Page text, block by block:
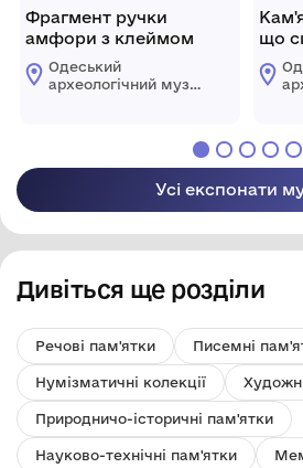
Фрагмент ручки
амфори з клеймом
Одеський
археологічний музей
що
Усі експонати
Дивіться ще розділи
Речові пам'ятки Писемні
Нумізматичні колекції
Природничо-історичні пам'ятки
Науково-технічні пам'ятки